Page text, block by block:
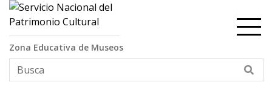
Contenido principal
Zona Educativa de Museos